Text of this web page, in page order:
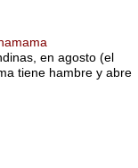
en agosto (el
tiene hambre y abre